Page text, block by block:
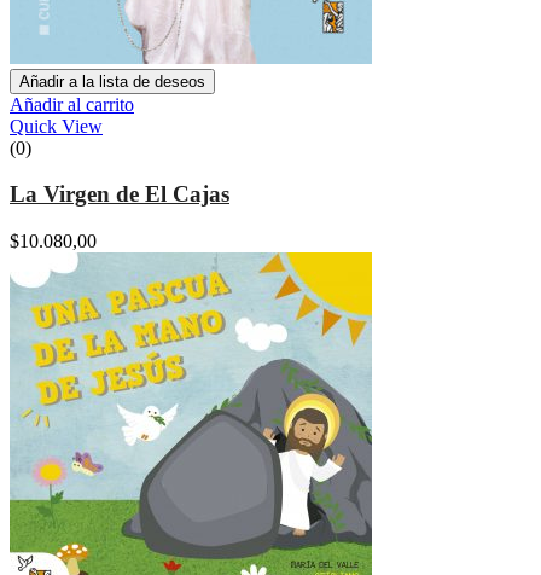
Añadir a la lista de deseos
Añadir al carrito
Quick View
(0)
La Virgen de El Cajas
$10.080,00